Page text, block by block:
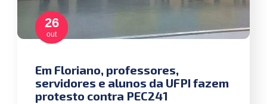
26
out
Em Floriano, professores,
servidores e alunos da UFPI fazem
protesto contra PEC241